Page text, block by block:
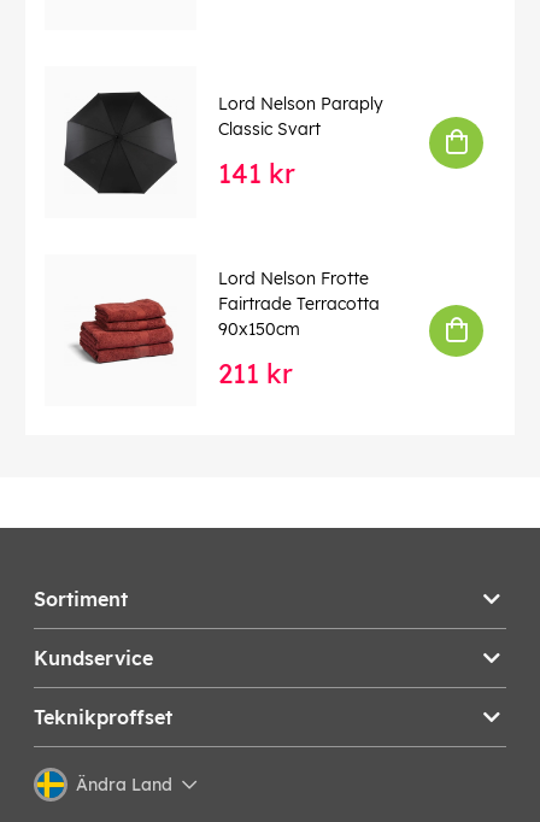
Lord Nelson Paraply
Classic Svart
141 kr
Lord Nelson Frotte
Fairtrade Terracotta
90x150cm
211 kr
Sortiment
Kundservice
Teknikproffset
Ändra Land